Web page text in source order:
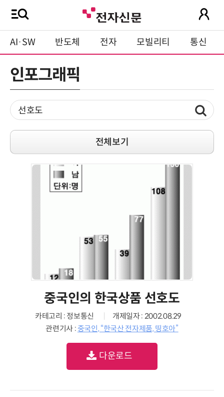
AI·SW 반도체 전자 모빌리티 통신
인포그래픽
전체보기
중국인의 한국상품 선호도
카테고리 : 정보통신
개제일자 : 2002.08.29
관련기사 :중국인, “한국산 전자제품, 띵호아”
다운로드